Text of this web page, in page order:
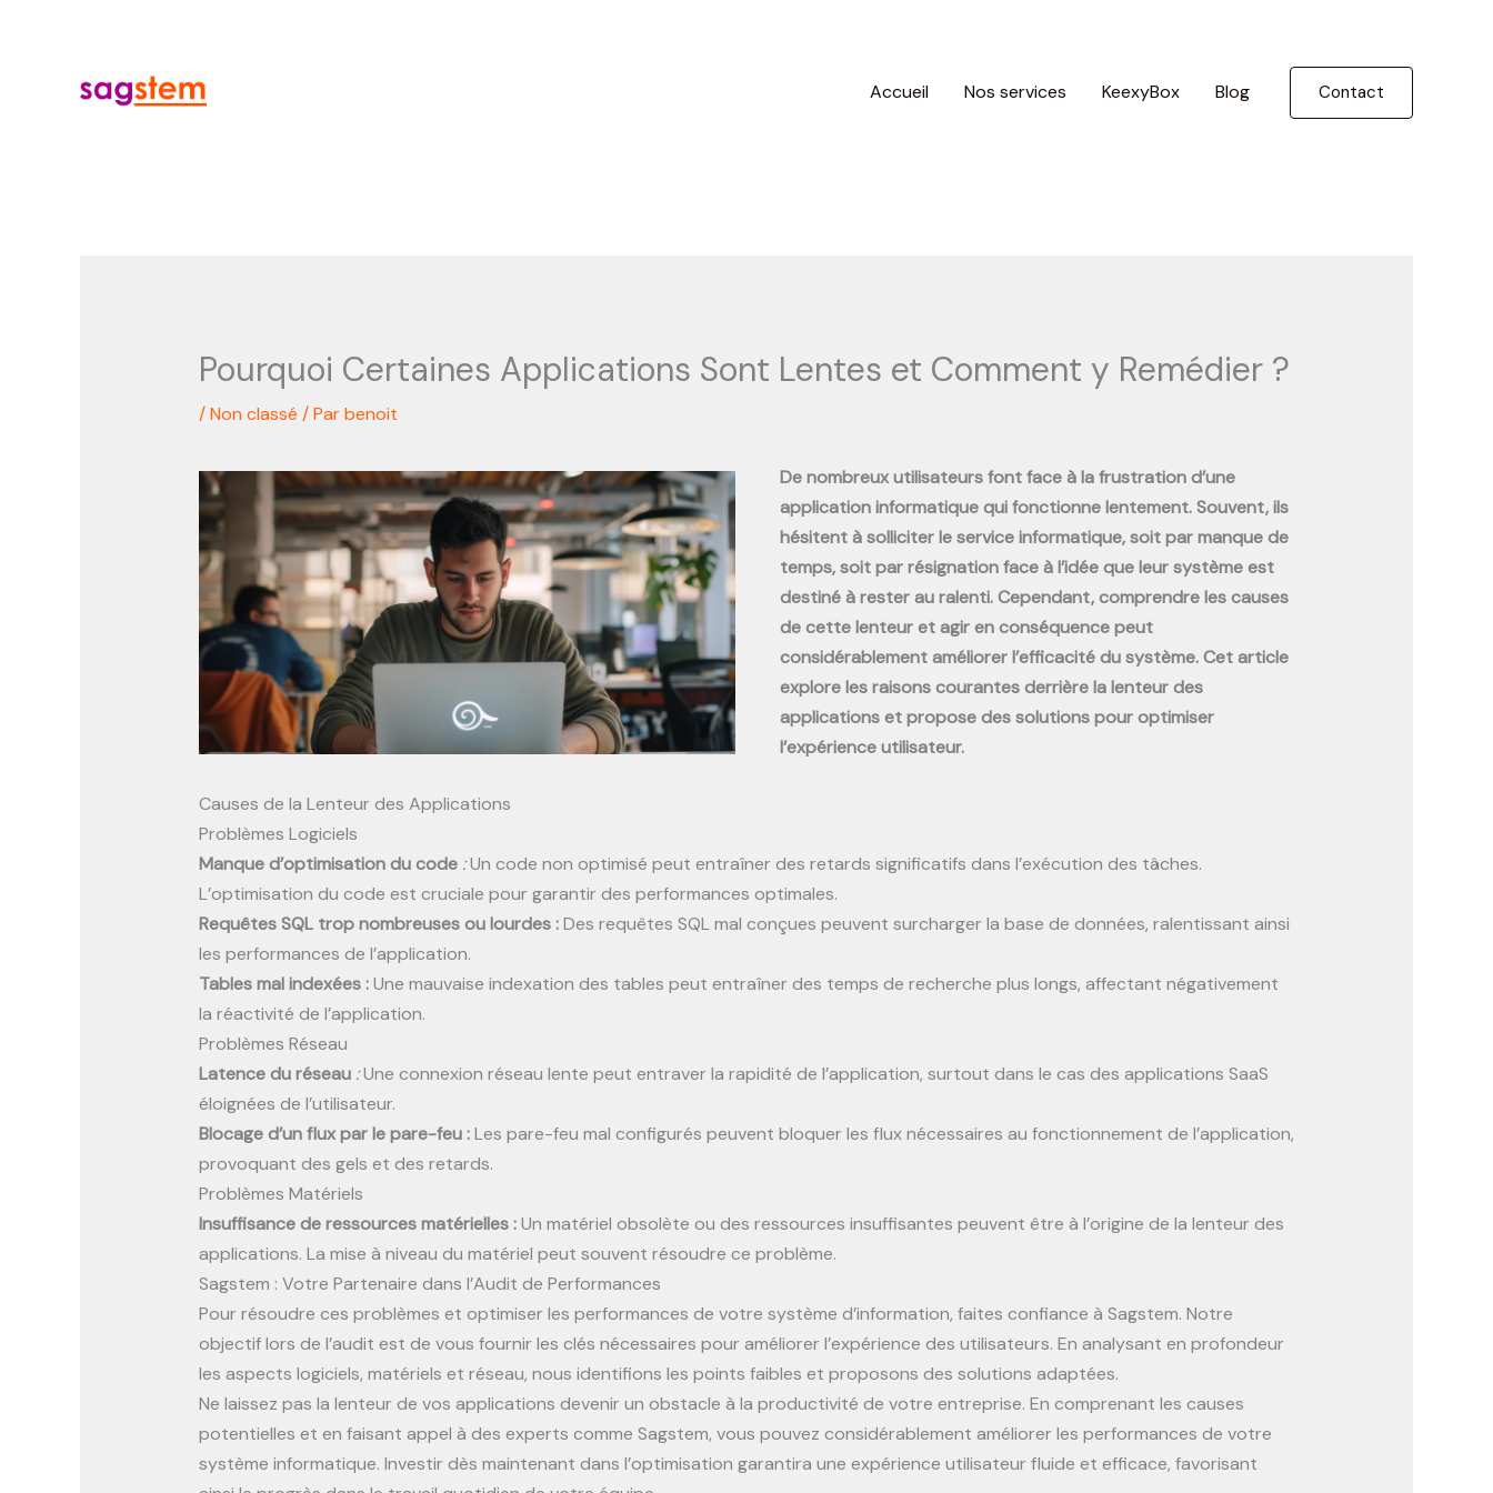
Accueil Nos services KeexyBox Blog Contact
Pourquoi Certaines Applications Sont Lentes et Comment y Remédier ?
/Non classé / Parbenoit
De nombreux utilisateurs font face à la frustration d’une
application informatique qui fonctionne lentement. Souvent, ils
hésitent à solliciter le service informatique, soit par manque de
temps, soit par résignation face à l’idée que leur système est
destiné à rester au ralenti. Cependant, comprendre les causes
de cette lenteur et agir en conséquence peut
considérablement améliorer l’efficacité du système. Cet article
explore les raisons courantes derrière la lenteur des
applications et propose des solutions pour optimiser
l’expérience utilisateur.
Causes de la Lenteur des Applications
Problèmes Logiciels
Manque d’optimisation du code :Un code non optimisé peut entraîner des retards significatifs dans l’exécution des tâches.
L’optimisation du code est cruciale pour garantir des performances optimales.
Requêtes SQL trop nombreuses ou lourdes :Des requêtes SQL mal conçues peuvent surcharger la base de données, ralentissant ainsi
les performances de l’application.
Tables mal indexées :Une mauvaise indexation des tables peut entraîner des temps de recherche plus longs, affectant négativement
la réactivité de l’application.
Problèmes Réseau
Latence du réseau:Une connexion réseau lente peut entraver la rapidité de l’application, surtout dans le cas des applications SaaS
éloignées de l’utilisateur.
Blocage d’un flux par le pare-feu :Les pare-feu mal configurés peuvent bloquer les flux nécessaires au fonctionnement de l’application,
provoquant des gels et des retards.
Problèmes Matériels
Insuffisance de ressources matérielles :Un matériel obsolète ou des ressources insuffisantes peuvent être à l’origine de la lenteur des
applications. La mise à niveau du matériel peut souvent résoudre ce problème.
Sagstem : Votre Partenaire dans l’Audit de Performances
Pour résoudre ces problèmes et optimiser les performances de votre système d’information, faites confiance à Sagstem. Notre
objectif lors de l’audit est de vous fournir les clés nécessaires pour améliorer l’expérience des utilisateurs. En analysant en profondeur
les aspects logiciels, matériels et réseau, nous identifions les points faibles et proposons des solutions adaptées.
Ne laissez pas la lenteur de vos applications devenir un obstacle à la productivité de votre entreprise. En comprenant les causes
potentielles et en faisant appel à des experts comme Sagstem, vous pouvez considérablement améliorer les performances de votre
système informatique. Investir dès maintenant dans l’optimisation garantira une expérience utilisateur fluide et efficace, favorisant